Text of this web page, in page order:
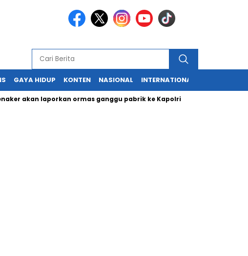
GAYA HIDUP KONTEN NASIONAL INTERNATIONAL
laporkan ormas ganggu pabrik ke Kapolri Cabup dan Cawali